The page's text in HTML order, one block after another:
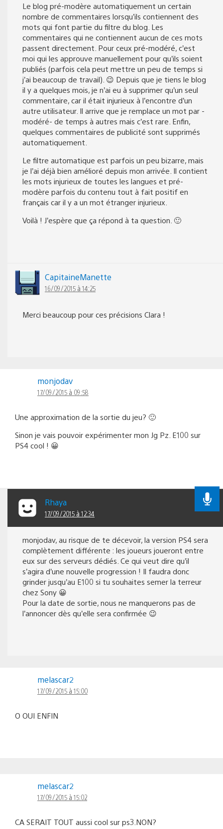
Le blog pré-modère automatiquement un certain
nombre de commentaires lorsqu’ils contiennent des
mots qui font partie du filtre du blog. Les
commentaires qui ne contiennent aucun de ces mots
passent directement. Pour ceux pré-modéré, c’est
moi qui les approuve manuellement pour qu’ils soient
publiés (parfois cela peut mettre un peu de temps si
j’ai beaucoup de travail). 😉 Depuis que je tiens le blog
il y a quelques mois, je n’ai eu à supprimer qu’un seul
commentaire, car il était injurieux à l’encontre d’un
autre utilisateur. Il arrive que je remplace un mot par -
modéré- de temps à autres mais c’est rare. Enfin,
quelques commentaires de publicité sont supprimés
automatiquement.
Le filtre automatique est parfois un peu bizarre, mais
je l’ai déjà bien amélioré depuis mon arrivée. Il contient
les mots injurieux de toutes les langues et pré-
modère parfois du contenu tout à fait positif en
français car il y a un mot étranger injurieux.
Voilà ! J’espère que ça répond à ta question. 🙂
CapitaineManette
16/09/2015 à 14:25
Merci beaucoup pour ces précisions Clara !
monjodav
17/09/2015 à 09:58
Une approximation de la sortie du jeu? 🙂
Sinon je vais pouvoir expérimenter mon Jg Pz. E100 sur
PS4 cool ! 😀
Rhaya
17/09/2015 à 12:34
monjodav, au risque de te décevoir, la version PS4 sera
complètement différente : les joueurs joueront entre
eux sur des serveurs dédiés. Ce qui veut dire qu’il
s’agira d’une nouvelle progression ! Il faudra donc
grinder jusqu’au E100 si tu souhaites semer la terreur
chez Sony 😀
Pour la date de sortie, nous ne manquerons pas de
l’annoncer dès qu’elle sera confirmée 😉
melascar2
17/09/2015 à 15:00
O OUI ENFIN
melascar2
17/09/2015 à 15:02
CA SERAIT TOUT aussi cool sur ps3.NON?